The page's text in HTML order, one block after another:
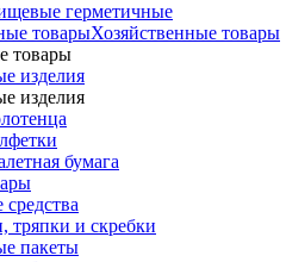
герметичные
Хозяйственные товары
товары
изделия
изделия
бумага
тряпки и скребки
пакеты